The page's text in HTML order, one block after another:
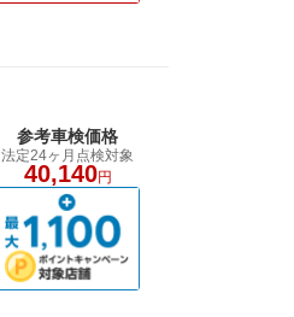
参考車検価格
法定24ヶ月点検対象
40,140円